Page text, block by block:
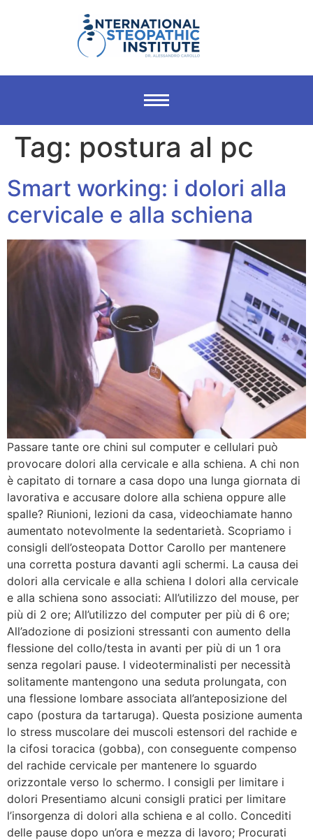
Tag: postura al pc
Smart working: i dolori alla
cervicale e alla schiena
Passare tante ore chini sul computer e cellulari può
provocare dolori alla cervicale e alla schiena. A chi non
è capitato di tornare a casa dopo una lunga giornata di
lavorativa e accusare dolore alla schiena oppure alle
spalle? Riunioni, lezioni da casa, videochiamate hanno
aumentato notevolmente la sedentarietà. Scopriamo i
consigli dell’osteopata Dottor Carollo per mantenere
una corretta postura davanti agli schermi. La causa dei
dolori alla cervicale e alla schiena I dolori alla cervicale
e alla schiena sono associati: All’utilizzo del mouse, per
più di 2 ore; All’utilizzo del computer per più di 6 ore;
All’adozione di posizioni stressanti con aumento della
flessione del collo/testa in avanti per più di un 1 ora
senza regolari pause. I videoterminalisti per necessità
solitamente mantengono una seduta prolungata, con
una flessione lombare associata all’anteposizione del
capo (postura da tartaruga). Questa posizione aumenta
lo stress muscolare dei muscoli estensori del rachide e
la cifosi toracica (gobba), con conseguente compenso
del rachide cervicale per mantenere lo sguardo
orizzontale verso lo schermo. I consigli per limitare i
dolori Presentiamo alcuni consigli pratici per limitare
l’insorgenza di dolori alla schiena e al collo. Concediti
delle pause dopo un’ora e mezza di lavoro; Procurati